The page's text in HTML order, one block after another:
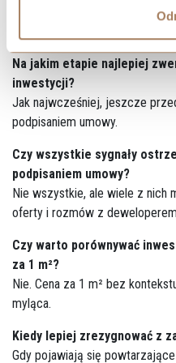
Nie. Niska cena często wiąże
Na jakim etapie najlepiej
inwestycji?
Jak najwcześniej, jeszcze
podpisaniem umowy.
Czy wszystkie sygnały
podpisaniem umowy?
Nie wszystkie, ale wiele z nich
oferty i rozmów z
Czy warto porównywać
za 1 m²?
Nie. Cena za 1 m² bez
myląca.
Kiedy lepiej zrezygnować z
Gdy pojawiają się